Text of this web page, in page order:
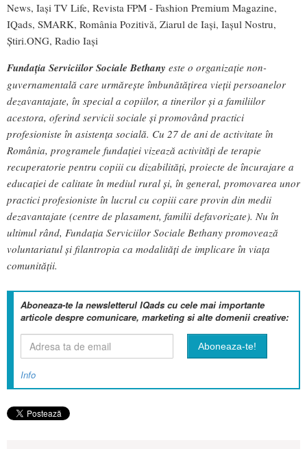
News, Iași TV Life, Revista FPM - Fashion Premium Magazine,
IQads, SMARK, România Pozitivă, Ziarul de Iași, Iașul Nostru,
Știri.ONG, Radio Iași
Fundaţia Serviciilor Sociale Bethany este o organizaţie non-
guvernamentală care urmăreşte îmbunătăţirea vieţii persoanelor
dezavantajate, în special a copiilor, a tinerilor şi a familiilor
acestora, oferind servicii sociale şi promovând practici
profesioniste în asistenţa socială. Cu 27 de ani de activitate în
România, programele fundației vizează activități de terapie
recuperatorie pentru copiii cu dizabilități, proiecte de încurajare a
educației de calitate în mediul rural și, în general, promovarea unor
practici profesioniste în lucrul cu copiii care provin din medii
dezavantajate (centre de plasament, familii defavorizate). Nu în
ultimul rând, Fundația Serviciilor Sociale Bethany promovează
voluntariatul și filantropia ca modalități de implicare în viața
comunității.
Aboneaza-te la newsletterul IQads cu cele mai importante
articole despre comunicare, marketing si alte domenii creative:
Info